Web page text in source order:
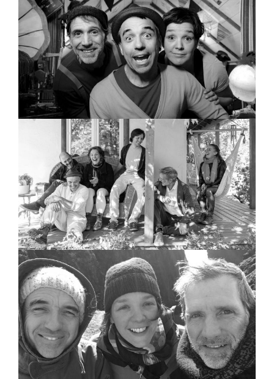
J’m’en viens chez vous!
Bon Débarras en famille
Bon Débarras en balade